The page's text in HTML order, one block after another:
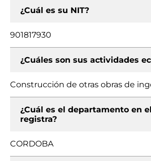
¿Cuál es su NIT?
901817930
¿Cuáles son sus actividades
Construcción de otras obras de
¿Cuál es el departamento en
registra?
CORDOBA